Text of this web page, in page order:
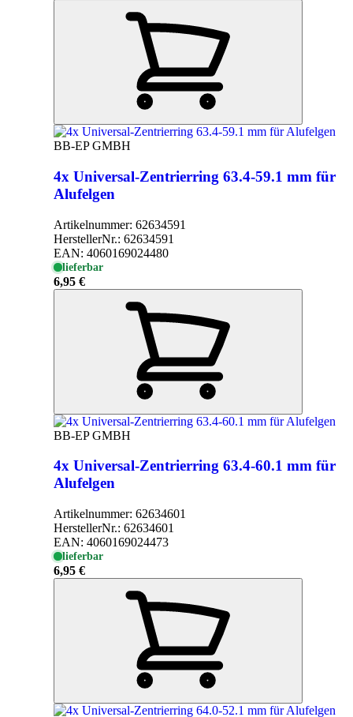
BB-EP GMBH
4x Universal-Zentrierring 63.4-59.1 mm für
Alufelgen
Artikelnummer: 62634591
HerstellerNr.: 62634591
EAN: 4060169024480
lieferbar
6,95 €
BB-EP GMBH
4x Universal-Zentrierring 63.4-60.1 mm für
Alufelgen
Artikelnummer: 62634601
HerstellerNr.: 62634601
EAN: 4060169024473
lieferbar
6,95 €